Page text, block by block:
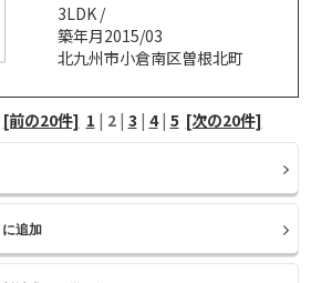
3LDK /
築年月2015/03
北九州市小倉南区曽根北町
[前の20件] 1 | 2| 3 | 4| 5 [次の20件]